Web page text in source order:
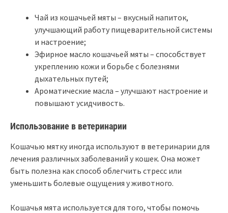
Чай из кошачьей мяты – вкусный напиток,
улучшающий работу пищеварительной системы
и настроение;
Эфирное масло кошачьей мяты – способствует
укреплению кожи и борьбе с болезнями
дыхательных путей;
Ароматические масла – улучшают настроение и
повышают усидчивость.
Использование в ветеринарии
Кошачью мятку иногда используют в ветеринарии для
лечения различных заболеваний у кошек. Она может
быть полезна как способ облегчить стресс или
уменьшить болевые ощущения у животного.
Кошачья мята используется для того, чтобы помочь